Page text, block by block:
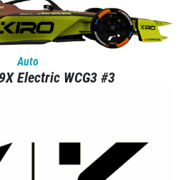
Auto
Electric WCG3 #3